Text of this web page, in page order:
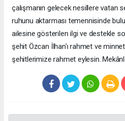
çalışmanın gelecek nesillere vatan
ruhunu aktarması temennisinde
ailesine gösterilen ilgi ve destekle
şehit Özcan İlhan'ı rahmet ve
şehitlerimize rahmet eylesin.